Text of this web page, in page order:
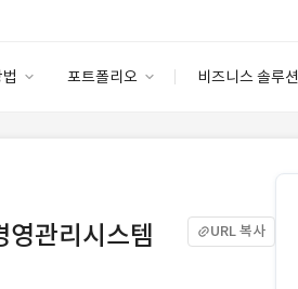
포트폴리오 비즈니스 솔루션
터
안심 코드 케어
스토어
영관리시스템
URL 복사